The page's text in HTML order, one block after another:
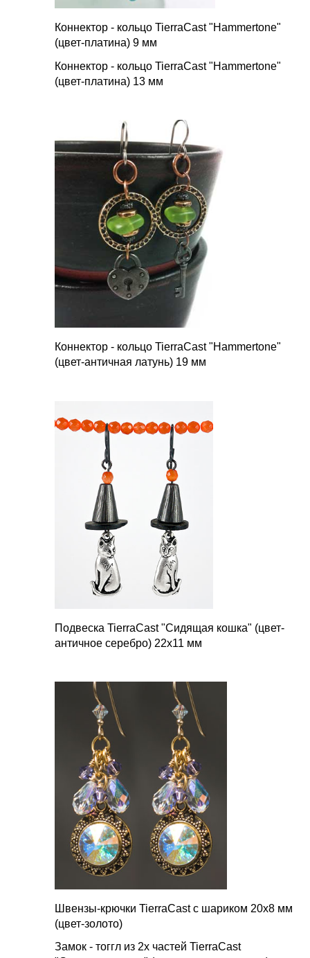
Коннектор - кольцо TierraCast "Hammertone"
(цвет-платина) 9 мм
Коннектор - кольцо TierraCast "Hammertone"
(цвет-платина) 13 мм
Коннектор - кольцо TierraCast "Hammertone"
(цвет-античная латунь) 19 мм
Подвеска TierraCast "Сидящая кошка" (цвет-
античное серебро) 22х11 мм
Швензы-крючки TierraCast с шариком 20х8 мм
(цвет-золото)
Замок - тоггл из 2х частей TierraCast